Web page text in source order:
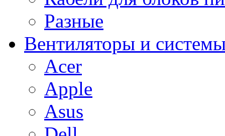
Разные
Вентиляторы и
Acer
Apple
Asus